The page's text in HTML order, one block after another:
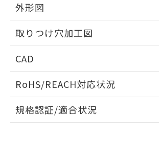
外形図
取りつけ穴加工図
CAD
ドすることができます。
ログイン/会員登録
RoHS/REACH対応状況
EU RoHS 注意事項・凡例
規格認証/適合状況
していることから、特段のことがな
り、2022年1月12日より割愛して
す。